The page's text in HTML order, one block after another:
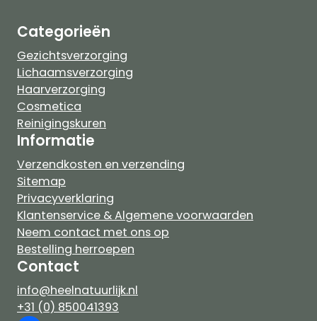
Categorieën
Gezichtsverzorging
Lichaamsverzorging
Haarverzorging
Cosmetica
Reinigingskuren
Informatie
Verzendkosten en verzending
Sitemap
Privacyverklaring
Klantenservice & Algemene voorwaarden
Neem contact met ons op
Bestelling herroepen
Contact
info@heelnatuurlijk.nl
+31 (0) 850041393